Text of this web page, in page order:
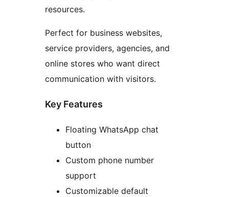
resources.
Perfect for business websites,
service providers, agencies, and
online stores who want direct
communication with visitors.
Key Features
Floating WhatsApp chat
button
Custom phone number
support
Customizable default